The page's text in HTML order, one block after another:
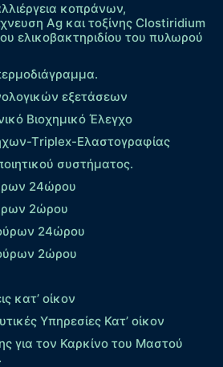
κοπράνων,
Ag και τοξίνης Clostiridium
ελικοβακτηριδίου του πυλωρού
εξετάσεων
Βιοχημικό Έλεγχο
Τriplex-Ελαστογραφίας
συστήματος.
24ώρου
2ώρου
24ώρου
2ώρου
κατ’ οίκον
Υπηρεσίες Κατ’ οίκον
για τον Καρκίνο του Μαστού